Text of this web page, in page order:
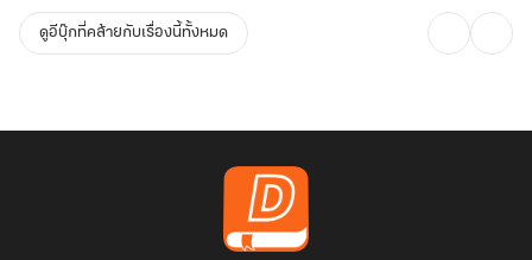
ดูอีบุ๊กที่คล้ายกับเรื่องนี้ทั้งหมด